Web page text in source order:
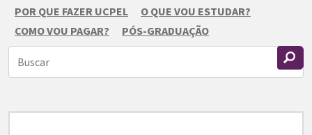
POR QUE FAZER UCPEL
O QUE VOU ESTUDAR?
COMO VOU PAGAR?
PÓS-GRADUAÇÃO